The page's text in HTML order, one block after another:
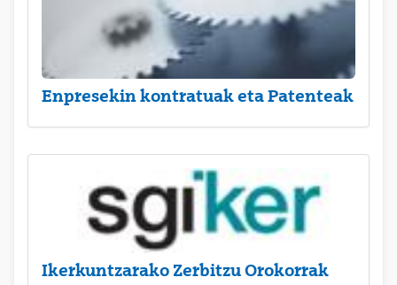
Enpresekin kontratuak eta Patenteak
Ikerkuntzarako Zerbitzu Orokorrak